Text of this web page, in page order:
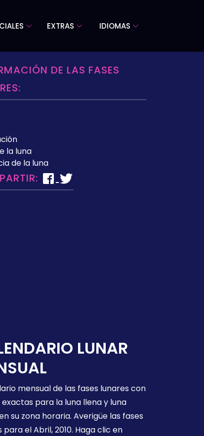
EXTRAS IDIOMAS
DE LAS FASES
la luna
de la luna
LUNAR
mensual de las fases lunares con
para la luna llena y luna
su zona horaria. Averigüe las fases
para el Abril, 2010. Haga clic en